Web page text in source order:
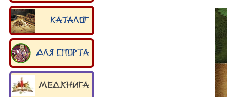
Каталог
Для спорта
Мед.книга